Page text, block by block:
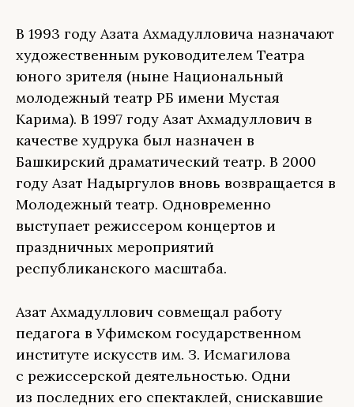
В 1993 году Азата Ахмадулловича назначают
художественным руководителем Театра
юного зрителя (ныне Национальный
молодежный театр РБ имени Мустая
Карима). В 1997 году Азат Ахмадуллович в
качестве худрука был назначен в
Башкирский драматический театр. В 2000
году Азат Надыргулов вновь возвращается в
Молодежный театр. Одновременно
выступает режиссером концертов и
праздничных мероприятий
республиканского масштаба.
Азат Ахмадуллович совмещал работу
педагога в Уфимском государственном
институте искусств им. З. Исмагилова
с режиссерской деятельностью. Одни
из последних его спектаклей, снискавшие